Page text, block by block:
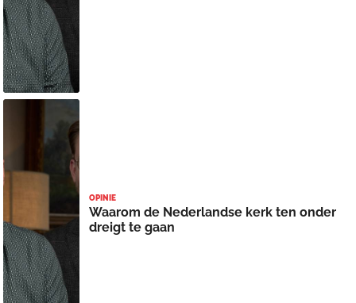
OPINIE
Waarom de Nederlandse kerk ten onder
dreigt te gaan